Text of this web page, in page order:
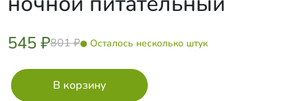
545 ₽801 ₽ Осталось несколько штук